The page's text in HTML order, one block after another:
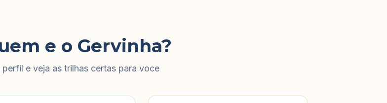
e o Gervinha?
perfil e veja as trilhas certas para voce